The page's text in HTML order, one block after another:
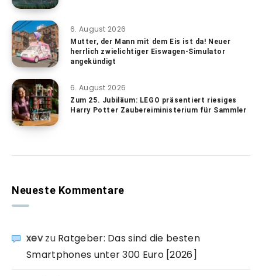
6. August 2026
Mutter, der Mann mit dem Eis ist da! Neuer
herrlich zwielichtiger Eiswagen-Simulator
angekündigt
6. August 2026
Zum 25. Jubiläum: LEGO präsentiert riesiges
Harry Potter Zaubereiministerium für Sammler
Neueste Kommentare
xevzu Ratgeber: Das sind die besten
Smartphones unter 300 Euro [2026]